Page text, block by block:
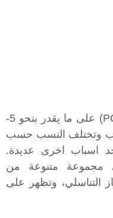
تؤثر متلازمة تكيس المبايض (PCOS) على ما يقدر بنحو 5-
وتختلف النسب حسب
اسباب اخرى عديدة.
مجموعة متنوعة من
التناسلي، وتظهر على